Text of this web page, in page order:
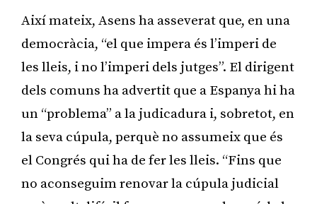
Així mateix, Asens ha asseverat que, en una
democràcia, “el que impera és l’imperi de
les lleis, i no l’imperi dels jutges”. El dirigent
dels comuns ha advertit que a Espanya hi ha
un “problema” a la judicadura i, sobretot, en
la seva cúpula, perquè no assumeix que és
el Congrés qui ha de fer les lleis. “Fins que
no aconseguim renovar la cúpula judicial